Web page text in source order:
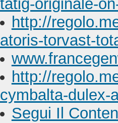
tatig-originale-
http://
atoris-torvast-
http://
cymbalta-dulex-
Segui Il